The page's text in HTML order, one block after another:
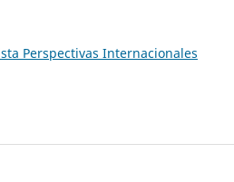
Perspectivas Internacionales